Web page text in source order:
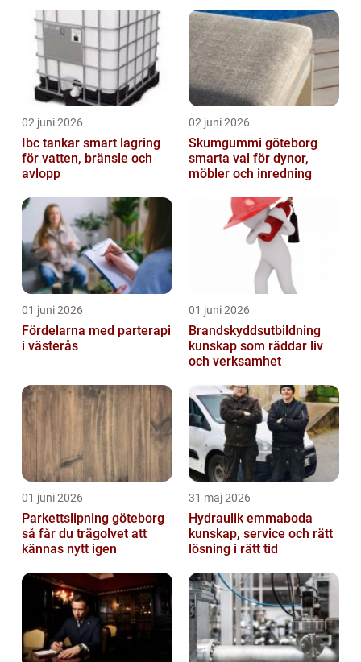
02 juni 2026
Ibc tankar smart lagring
för vatten, bränsle och
avlopp
02 juni 2026
Skumgummi göteborg
smarta val för dynor,
möbler och inredning
01 juni 2026
Fördelarna med parterapi
i västerås
01 juni 2026
Brandskyddsutbildning
kunskap som räddar liv
och verksamhet
01 juni 2026
Parkettslipning göteborg
så får du trägolvet att
kännas nytt igen
31 maj 2026
Hydraulik emmaboda
kunskap, service och rätt
lösning i rätt tid